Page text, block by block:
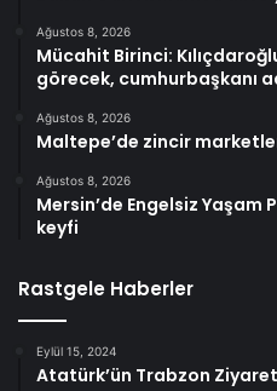
Ağustos 8, 2026
Mücahit Birinci:
görecek, cumhurbaşkanı
Ağustos 8, 2026
Maltepe’de zincir
Ağustos 8, 2026
Mersin’de Engelsiz Yaşam
keyfi
Rastgele Haberler
Eylül 15, 2024
Atatürk’ün Trabzon